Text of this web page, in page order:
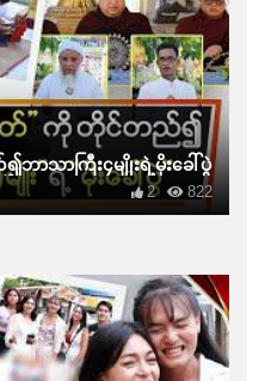
ာသာကြီး၄မျိုးရဲ့မိုးခေါ်ပွဲ
822
2